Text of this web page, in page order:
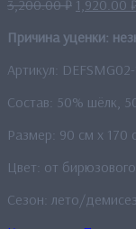
3,200.00₽ 1,920.00 ₽
Причина уценки:
Артикул:
Состав: 50% шёлк,
Размер: 90 см x 170
Цвет: от
Сезон: лето/